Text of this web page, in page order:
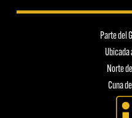
Parte del
Ubicada
Norte
Cuna